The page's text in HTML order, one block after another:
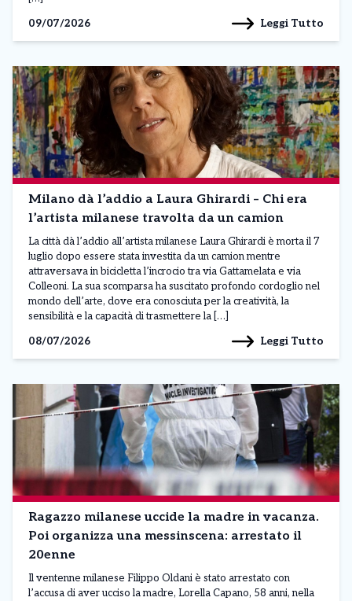
09/07/2026
Leggi Tutto
Milano dà l’addio a Laura Ghirardi – Chi era
l’artista milanese travolta da un camion
La città dà l’addio all’artista milanese Laura Ghirardi è morta il 7
luglio dopo essere stata investita da un camion mentre
attraversava in bicicletta l’incrocio tra via Gattamelata e via
Colleoni. La sua scomparsa ha suscitato profondo cordoglio nel
mondo dell’arte, dove era conosciuta per la creatività, la
sensibilità e la capacità di trasmettere la […]
08/07/2026
Leggi Tutto
Ragazzo milanese uccide la madre in vacanza.
Poi organizza una messinscena: arrestato il
20enne
Il ventenne milanese Filippo Oldani è stato arrestato con
l’accusa di aver ucciso la madre, Lorella Capano, 58 anni, nella